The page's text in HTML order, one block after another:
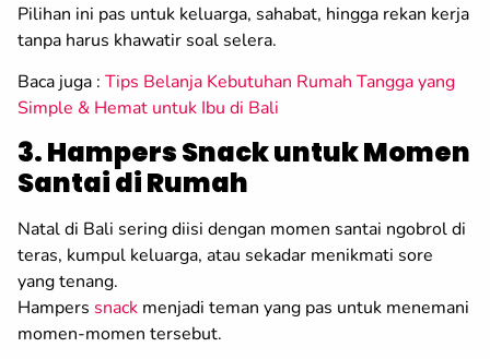
Pilihan ini pas untuk keluarga, sahabat, hingga rekan kerja
tanpa harus khawatir soal selera.
Baca juga : Tips Belanja Kebutuhan Rumah Tangga yang
Simple & Hemat untuk Ibu di Bali
3. Hampers Snack untuk Momen
Santai di Rumah
Natal di Bali sering diisi dengan momen santai ngobrol di
teras, kumpul keluarga, atau sekadar menikmati sore
yang tenang.
Hampers snack menjadi teman yang pas untuk menemani
momen-momen tersebut.